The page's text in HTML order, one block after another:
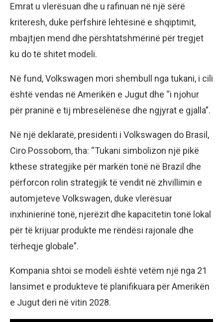
Emrat u vlerësuan dhe u rafinuan në një sërë
kriteresh, duke përfshirë lehtësinë e shqiptimit,
mbajtjen mend dhe përshtatshmërinë për tregjet
ku do të shitet modeli.
Në fund, Volkswagen mori shembull nga tukani, i cili
është vendas në Amerikën e Jugut dhe “i njohur
për praninë e tij mbresëlënëse dhe ngjyrat e gjalla”.
Në një deklaratë, presidenti i Volkswagen do Brasil,
Ciro Possobom, tha: “Tukani simbolizon një pikë
kthese strategjike për markën tonë në Brazil dhe
përforcon rolin strategjik të vendit në zhvillimin e
automjeteve Volkswagen, duke vlerësuar
inxhinierinë tonë, njerëzit dhe kapacitetin tonë lokal
për të krijuar produkte me rëndësi rajonale dhe
tërheqje globale”.
Kompania shtoi se modeli është vetëm një nga 21
lansimet e produkteve të planifikuara për Amerikën
e Jugut deri në vitin 2028.